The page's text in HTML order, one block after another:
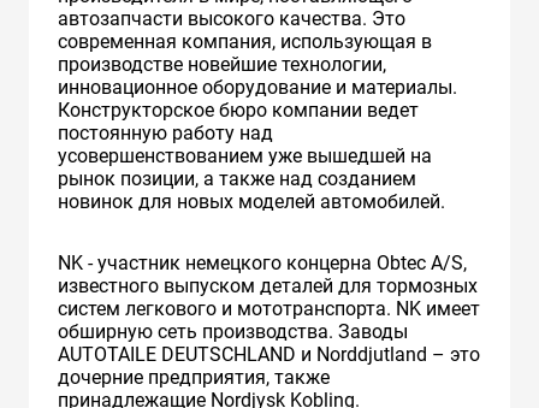
автозапчасти высокого качества. Это
современная компания, использующая в
производстве новейшие технологии,
инновационное оборудование и материалы.
Конструкторское бюро компании ведет
постоянную работу над
усовершенствованием уже вышедшей на
рынок позиции, а также над созданием
новинок для новых моделей автомобилей.
NK - участник немецкого концерна Obtec A/S,
известного выпуском деталей для тормозных
систем легкового и мототранспорта. NK имеет
обширную сеть производства. Заводы
AUTOTAILE DEUTSCHLAND и Norddjutland – это
дочерние предприятия, также
принадлежащие Nordjysk Kobling.